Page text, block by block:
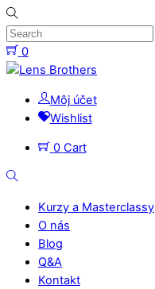
Skip
to
content
0
Menu
Môj účet
Wishlist
0 Cart
Search
Kurzy a Masterclassy
O nás
Blog
Q&A
Kontakt